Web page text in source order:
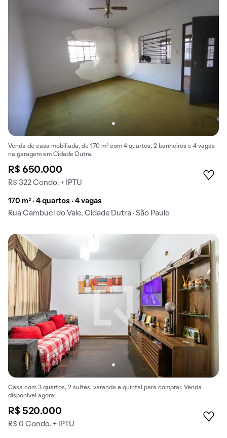
Venda de casa mobiliada, de 170 m² com 4 quartos, 2 banheiros e 4 vagas
na garagem em Cidade Dutra.
R$ 650.000
R$ 322 Condo. + IPTU
170 m² · 4 quartos · 4 vagas
Rua Cambuci do Vale, Cidade Dutra · São Paulo
Casa com 3 quartos, 2 suítes, varanda e quintal para comprar. Venda
disponível agora!
R$ 520.000
R$ 0 Condo. + IPTU